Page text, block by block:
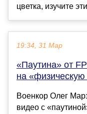
цветка, изучите
19:34, 31 Мар
«Паутина» от
на «физическую
Военкор Олег
видео с